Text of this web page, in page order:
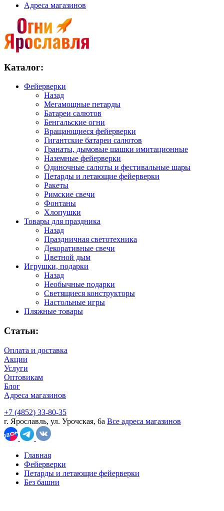
Адреса магазинов
Каталог:
Фейерверки
Назад
Мегамощные петарды
Батареи салютов
Бенгальские огни
Вращающиеся фейерверки
Гигантские батареи салютов
Гранаты, дымовые шашки имитационные
Наземные фейерверки
Одиночные салюты и фестивальные шары
Петарды и летающие фейерверки
Ракеты
Римские свечи
Фонтаны
Хлопушки
Товары для праздника
Назад
Праздничная светотехника
Декоративные свечи
Цветной дым
Игрушки, подарки
Назад
Необычные подарки
Светящиеся конструкторы
Настольные игры
Пляжные товары
Статьи:
Оплата и доставка
Акции
Услуги
Оптовикам
Блог
Адреса магазинов
+7 (4852) 33-80-35
г. Ярославль, ул. Урочская, 6а Все адреса магазинов
Главная
Фейерверки
Петарды и летающие фейерверки
Без башни